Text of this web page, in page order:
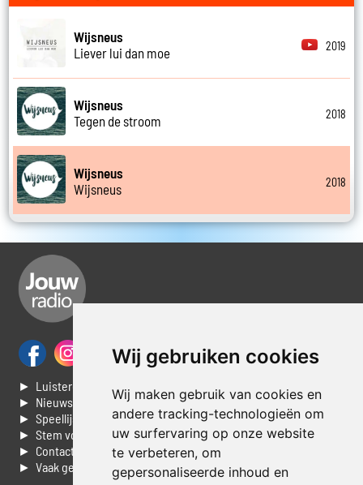
Wij gebruiken cookies
Wij maken gebruik van cookies en
andere tracking-technologieën om
uw surfervaring op onze website
te verbeteren, om
gepersonaliseerde inhoud en
Wijsneus
Liever lui dan moe
2019
Wijsneus
Tegen de stroom
2018
Wijsneus
Wijsneus
2018
► Luisteren naar Jouwradio
► Nieuws
► Speellijst
► Stem voor de Dag top 3
► Contacteer ons
► Vaak gestelde vragen